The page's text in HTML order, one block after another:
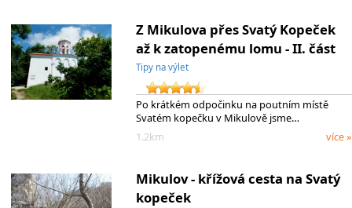
Z Mikulova přes Svatý Kopeček
až k zatopenému lomu - II. část
Tipy na výlet
Po krátkém odpočinku na poutním místě
Svatém kopečku v Mikulově jsme…
1.2km
více »
Mikulov - křížová cesta na Svatý
kopeček